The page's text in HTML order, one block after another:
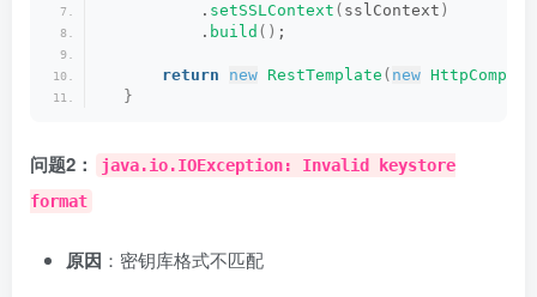
          .
setSSLContext ( sslContext )
          .
build () ;
return new RestTemplate ( new
}
问题2：
java.io.IOException: Invalid keystore
format
原因 ：密钥库格式不匹配